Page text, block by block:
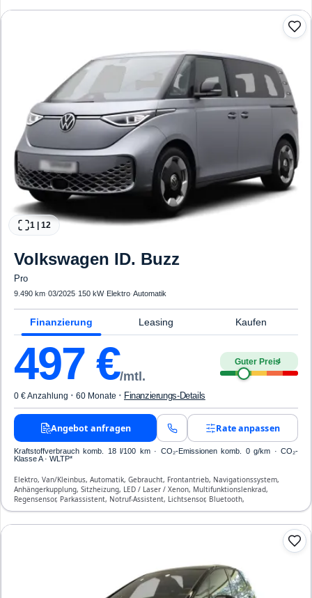
1 12
Volkswagen ID. Buzz
Pro
9.490 km·03/2025· 150 kW· Elektro·Automatik
Finanzierung Leasing Kaufen
497 €/mtl.
Guter Preis4
0 € Anzahlung · 60 Monate · Finanzierungs-Details
Angebot anfragen Rate anpassen
Kraftstoffverbrauch komb. 18 l/100 km · CO₂-Emissionen komb. 0 g/km · CO₂-
Klasse A · WLTP*
Elektro, Van/Kleinbus, Automatik, Gebraucht, Frontantrieb, Navigationssystem,
Anhängerkupplung, Sitzheizung, LED / Laser / Xenon, Multifunktionslenkrad,
Regensensor, Parkassistent, Notruf-Assistent, Lichtsensor, Bluetooth,
Freisprecheinrichtung, Verkehrszeichen-Erkennung, ESP, ABS, Klimatisierung, Front-,